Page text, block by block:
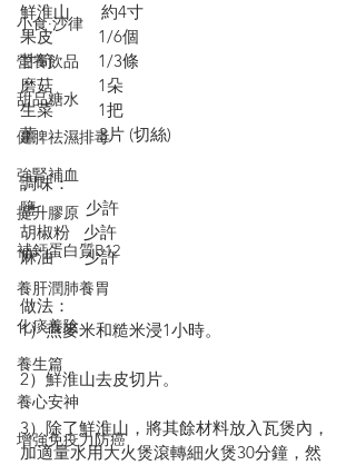
小食·沙律
營養飲品
甜品糖水
健脾祛濕排毒
強腎補血
提升膠原
補鈣蛋白質B12
養肝潤肺養胃
化痰養陰
養生篇
養心安神
增強免疫力防癌
鮮淮山       約4寸
果皮          1/6個
甘筍          1/3條
磨菇          1朵
生菜          1把
薑              3片 (切絲)
調味：
鹽           少許
胡椒粉   少許
麻油       少許
做法：
1）燕麥米和糙米浸1小時。
2）鮮淮山去皮切片。
3）除了鮮淮山，將其餘材料放入瓦煲內，
加適量水用大火煲滾轉細火煲30分鐘，然